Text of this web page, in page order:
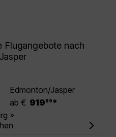
Flugangebote nach
Edmonton/Jasper
ab € 919 99 *
»